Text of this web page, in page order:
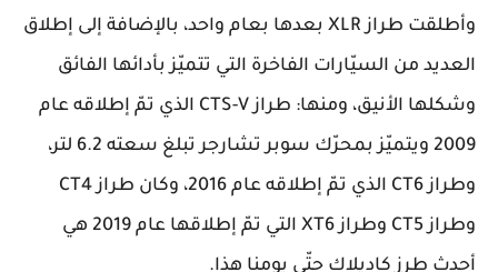
وأطلقت طراز XLR بعدها بعام واحد، بالإضافة إلى إطلاق
العديد من السيّارات الفاخرة التي تتميّز بأدائها الفائق
وشكلها الأنيق، ومنها: طراز CTS-V الذي تمّ إطلاقه عام
2009 ويتميّز بمحرّك سوبر تشارجر تبلغ سعته 6.2 لتر،
وطراز CT6 الذي تمّ إطلاقه عام 2016، وكان طراز CT4
وطراز CT5 وطراز XT6 التي تمّ إطلاقها عام 2019 هي
أحدث طرز كاديلاك حتّى يومنا هذا.